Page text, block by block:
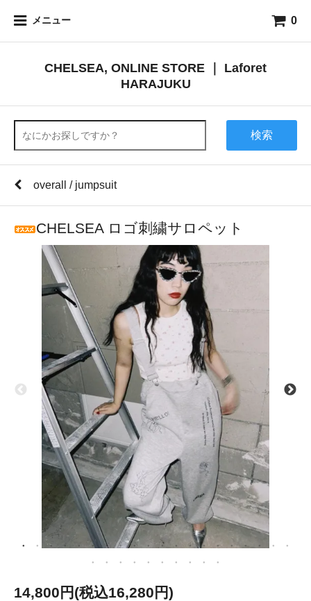
メニュー 0
CHELSEA, ONLINE STORE ｜ Laforet
HARAJUKU
検索
overall / jumpsuit
CHELSEA ロゴ刺繍サロペット
14,800円(税込16,280円)